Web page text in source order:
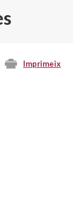
Imprimeix